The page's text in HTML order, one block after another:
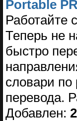
Portable
Работайте
Теперь не
быстро
словари по
перевода.
Добавлен: